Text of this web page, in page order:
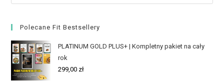
Polecane Fit Bestsellery
PLATINUM GOLD PLUS+ | Kompletny pakiet na cały
rok
299,00 zł